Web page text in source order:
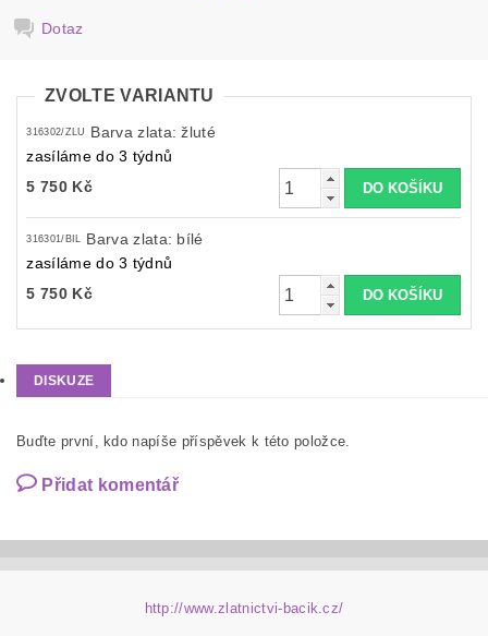
Dotaz
ZVOLTE VARIANTU
316302/ZLU
Barva zlata: žluté
zasíláme do 3 týdnů
5 750 Kč
316301/BIL Barva zlata: bílé
zasíláme do 3 týdnů
5 750 Kč
DISKUZE
Buďte první, kdo napíše příspěvek k této položce.
Přidat komentář
http://www.zlatnictvi-bacik.cz/